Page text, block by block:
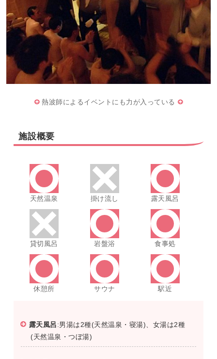
熱波師によるイベントにも力が入っている
施設概要
天然温泉 掛け流し 露天風呂
貸切風呂 岩盤浴 食事処
休憩所 サウナ 駅近
露天風呂:男湯は2種(天然温泉・寝湯)、女湯は2種
(天然温泉・つぼ湯)